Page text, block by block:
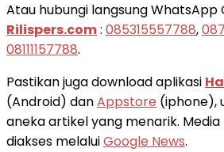
Atau hubungi langsung WhatsApp
Rilispers.com: 085315557788,
08111157788.
Pastikan juga download aplikasi
(Android) danAppstore (iphone),
aneka artikel yang menarik. Media
diakses melaluiGoogle News.